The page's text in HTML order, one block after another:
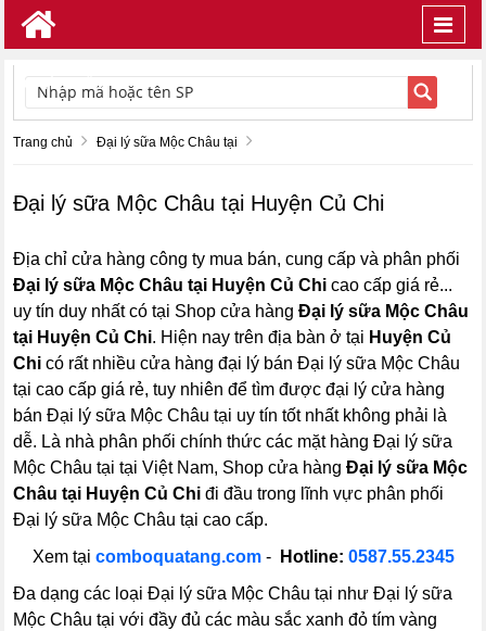
TÌM KIẾM
Trang chủ Đại lý sữa Mộc Châu tại
Đại lý sữa Mộc Châu tại Huyện Củ Chi
Địa chỉ cửa hàng công ty mua bán, cung cấp và phân phối
Đại lý sữa Mộc Châu tại Huyện Củ Chi cao cấp giá rẻ...
uy tín duy nhất có tại Shop cửa hàngĐại lý sữa Mộc Châu
tại Huyện Củ Chi. Hiện nay trên địa bàn ở tại Huyện Củ
Chi có rất nhiều cửa hàng đại lý bán Đại lý sữa Mộc Châu
tại cao cấp giá rẻ, tuy nhiên để tìm được đại lý cửa hàng
bán Đại lý sữa Mộc Châu tại uy tín tốt nhất không phải là
dễ. Là nhà phân phối chính thức các mặt hàng Đại lý sữa
Mộc Châu tại tại Việt Nam, Shop cửa hàngĐại lý sữa Mộc
Châu tại Huyện Củ Chi đi đầu trong lĩnh vực phân phối
Đại lý sữa Mộc Châu tại cao cấp.
Xem tại comboquatang.com- Hotline: 0587.55.2345
Đa dạng các loại Đại lý sữa Mộc Châu tại như Đại lý sữa
Mộc Châu tại với đầy đủ các màu sắc xanh đỏ tím vàng